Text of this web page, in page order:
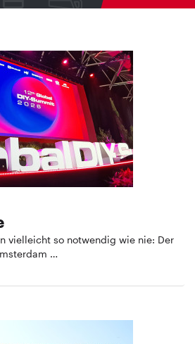
vielleicht so notwendig wie nie: Der
…